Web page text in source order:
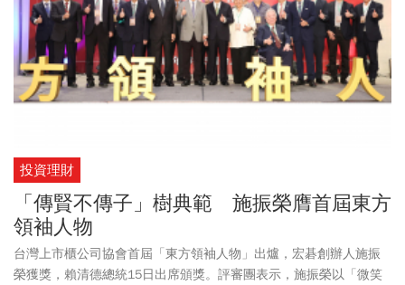
投資理財
「傳賢不傳子」樹典範 施振榮膺首屆東方
領袖人物
台灣上市櫃公司協會首屆「東方領袖人物」出爐，宏碁創辦人施振
榮獲獎，賴清德總統15日出席頒獎。評審團表示，施振榮以「微笑